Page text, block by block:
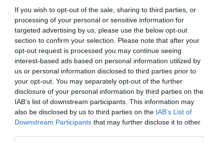
If you wish to opt-out of the sale, sharing to third parties, or
processing of your personal or sensitive information for
targeted advertising by us, please use the below opt-out
section to confirm your selection. Please note that after your
opt-out request is processed you may continue seeing
interest-based ads based on personal information utilized by
us or personal information disclosed to third parties prior to
your opt-out. You may separately opt-out of the further
disclosure of your personal information by third parties on the
IAB’s list of downstream participants. This information may
also be disclosed by us to third parties on the IAB’s List of
Downstream Participants that may further disclose it to other
Intestinales y Ostomizados, ASSEII.
Para la concesión del premio, el Colegio de
Farmacéuticos de Pontevedra ha valorado las iniciativas
y proyectos emprendidos por ASSEII orientados al
servicio y bienestar de las personas afectadas.
«ASSEII es una asociación que no está profesionalizada,
sino que su labor depende del trabajo desinteresado de
personas afectadas por la enfermedad, cuya filosofía es
devolver a la sanidad pública y a la sociedad lo que les